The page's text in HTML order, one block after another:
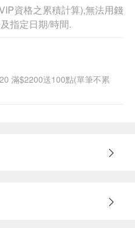
資格之累積計算),無法用錢
指定日期/時間.
滿$2200送100點(單筆不累